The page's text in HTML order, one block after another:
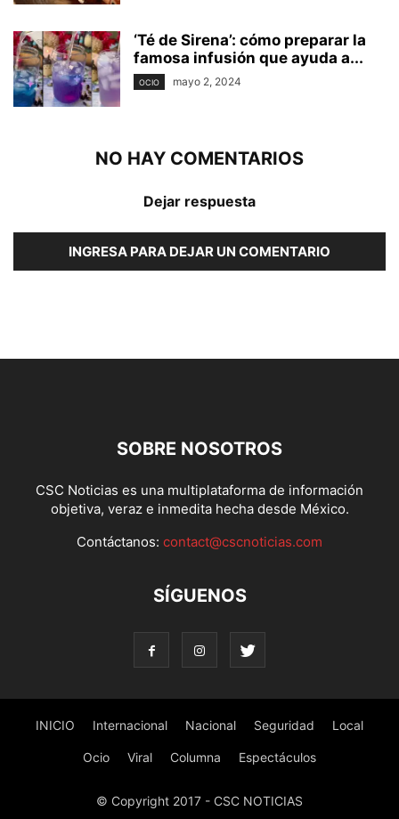
‘Té de Sirena’: cómo preparar la
famosa infusión que ayuda a...
OCIO mayo 2, 2024
NO HAY COMENTARIOS
Dejar respuesta
INGRESA PARA DEJAR UN COMENTARIO
SOBRE NOSOTROS
CSC Noticias es una multiplataforma de información
objetiva, veraz e inmedita hecha desde México.
Contáctanos: contact@cscnoticias.com
SÍGUENOS
INICIO Internacional Nacional Seguridad Local
Ocio Viral Columna Espectáculos
© Copyright 2017 - CSC NOTICIAS